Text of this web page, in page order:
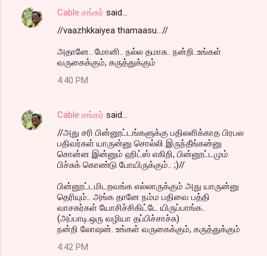
Cable சங்கர் said…
//vaazhkkaiyea thamaasu...//
அதானே.. மோனி.. நல்ல தமாசு.. நன்றி..உங்கள்
வருகைக்கும், கருத்துக்கும்
4:40 PM
Cable சங்கர் said…
//அது சரி பின்னூட்டங்களுக்கு பதிலளிக்காத பிரபல
பதிவர்கள் யாருன்னு சொல்லி இருந்தீங்கன்னு
சொன்ன இன்னும் ஹிட்ஸ் எகிறி, பின்னூட்டமும்
பிச்சுக் கொண்டு போயிருக்கும்.. ;)//
பின்னூட்டமிடறவங்க எல்லாருக்கும் அது யாருன்னு
தெரியும்.. அங்க தானே நம்ம பதிவை பத்தி
வாசகர்கள் யோசிச்சிகிட்டே யிருப்பாங்க..
(அப்பாடி.ஒரு வழியா தப்பிச்சாச்சு)
நன்றி லோஷன். உங்கள் வருகைக்கும், கருத்துக்கும்
4:42 PM